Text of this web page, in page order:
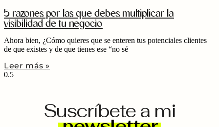
5 razones por las que debes multiplicar la
visibilidad de tu negocio
Ahora bien, ¿Cómo quieres que se enteren tus potenciales clientes
de que existes y de que tienes ese “no sé
Leer más »
Suscríbete a mi